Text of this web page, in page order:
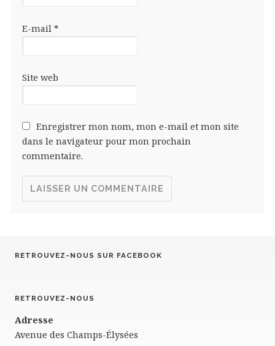
E-mail *
Site web
Enregistrer mon nom, mon e-mail et mon site
dans le navigateur pour mon prochain
commentaire.
RETROUVEZ-NOUS SUR FACEBOOK
RETROUVEZ-NOUS
Adresse
Avenue des Champs-Élysées